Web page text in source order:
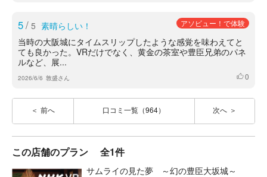
5/ 5 素晴らしい！ アソビュー！で体験
当時の大阪城にタイムスリップしたような感覚を味わえてと
ても良かった。VRだけでなく、黄金の茶室や豊臣兄弟のパネ
ルなど、展...
2026/6/6 敦盛さん いいね
0
前へ 口コミ一覧（964） 次へ
この店舗のプラン 全1件
サムライの見た夢 ～幻の豊臣大坂城～